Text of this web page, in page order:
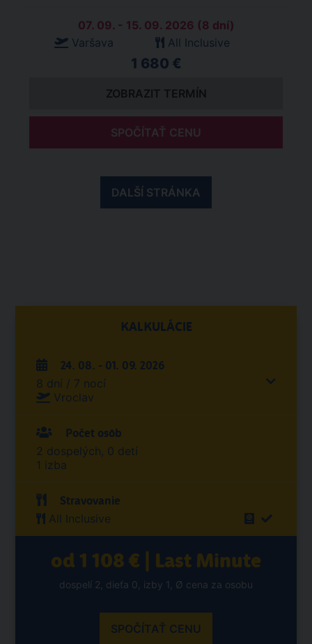
07. 09. - 15. 09. 2026 (8 dní)
Varšava
All Inclusive
1 680 €
ZOBRAZIT TERMÍN
SPOČÍTAŤ CENU
DALŠÍ STRÁNKA
KALKULÁCIE
24. 08. - 01. 09. 2026
8 dní / 7 nocí
Vroclav
Počet osôb
2 dospelých, 0 detí
1 izba
Stravovanie
All Inclusive
od 1 108 € | Last Minute
dospelí 2, dieťa 0, izby 1, Ø cena za osobu
SPOČÍTAŤ CENU